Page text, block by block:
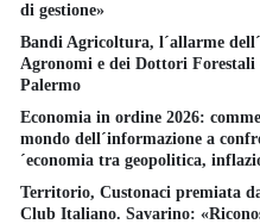
di gestione»
Bandi Agricoltura, l´allarme
Agronomi e dei Dottori
Palermo
Economia in ordine 2026:
mondo dell´informazione a
´economia tra geopolitica,
Territorio, Custonaci premiata
Club Italiano. Savarino: